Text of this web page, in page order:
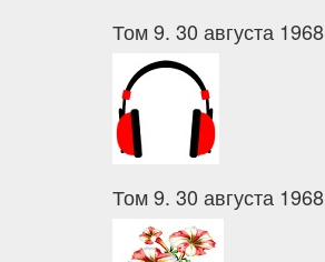
Том 9. 30 августа 1968
Том 9. 30 августа 1968